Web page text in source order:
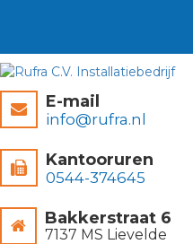
E-mail
info@rufra.nl
Kantooruren
0544-374645
Bakkerstraat 6
7137 MS Lievelde